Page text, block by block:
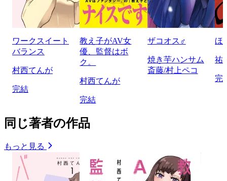
ワークスイート
バランス
村西てんが
完結
教え子がAV女
優、監督はボ
ク。
村西てんが
完結
ザコオス♂
焼き芋ハンサム
斎藤/村上ペコ
ほ
祐
完
同じ著者の作品
もっと見る